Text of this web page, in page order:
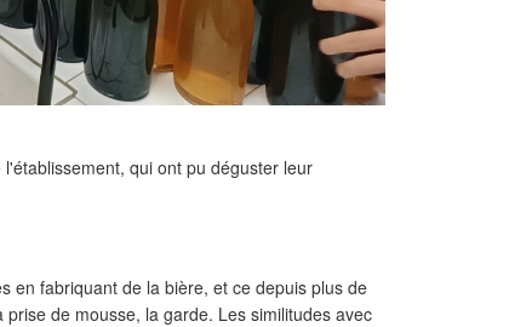
qui ont pu déguster leur
en fabriquant de la bière, et ce depuis plus de
de mousse, la garde. Les similitudes avec